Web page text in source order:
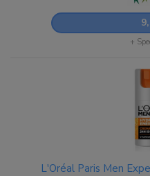
+
L'Oréal Paris Men